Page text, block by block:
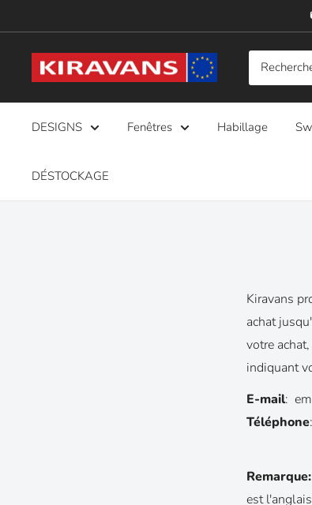
au
contenu
Kiravans
Europe
DESIGNS Fenêtres Habillage
DÉSTOCKAGE
Kiravans
achat
votre
indiquant
E-mail:
Téléphone
Remarque:
est